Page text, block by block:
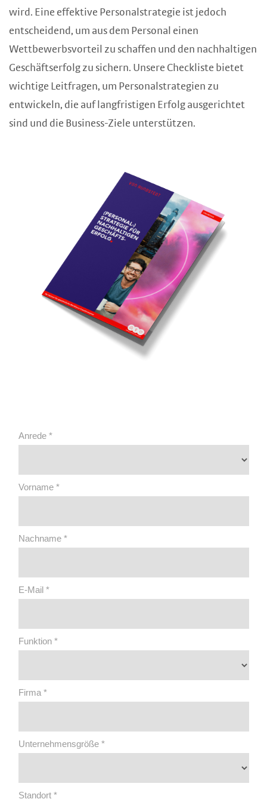
wird. Eine effektive Personalstrategie ist jedoch
entscheidend, um aus dem Personal einen
Wettbewerbsvorteil zu schaffen und den nachhaltigen
Geschäftserfolg zu sichern. Unsere Checkliste bietet
wichtige Leitfragen, um Personalstrategien zu
entwickeln, die auf langfristigen Erfolg ausgerichtet
sind und die Business-Ziele unterstützen.